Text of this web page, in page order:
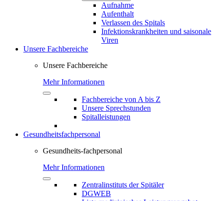
Aufnahme
Aufenthalt
Verlassen des Spitals
Infektionskrankheiten und saisonale
Viren
Unsere Fachbereiche
Unsere Fachbereiche
Mehr Informationen
Fachbereiche von A bis Z
Unsere Sprechstunden
Spitalleistungen
Gesundheitsfachpersonal
Gesundheits-fachpersonal
Mehr Informationen
Zentralinstituts der Spitäler
DGWEB